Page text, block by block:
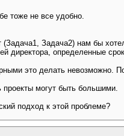
тоже не все удобно.
(Задача1, Задача2) нам бы
директора, определенные
это делать невозможно.
проекты могут быть большими.
подход к этой проблеме?